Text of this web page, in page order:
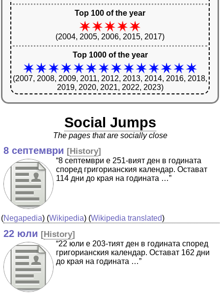
Top 100 of the year
(2004, 2005, 2006, 2015, 2017)
Top 1000 of the year
(2007, 2008, 2009, 2011, 2012, 2013, 2014, 2016, 2018,
2019, 2020, 2021, 2022, 2023)
Social Jumps
The pages that are socially close
8 септември [History]
“8 септември е 251-вият ден в годината
според григорианския календар. Остават
114 дни до края на годината …”
(Negapedia) (Wikipedia) (Wikipedia translated)
22 юли [History]
“22 юли е 203-тият ден в годината според
григорианския календар. Остават 162 дни
до края на годината …”